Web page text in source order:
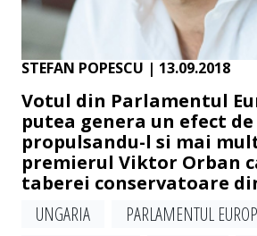
STEFAN POPESCU | 13.09.2018
Votul din Parlamentul
putea genera un efect
propulsandu-l si mai
premierul Viktor Orban
taberei conservatoare
UNGARIA
PARLAMENTUL